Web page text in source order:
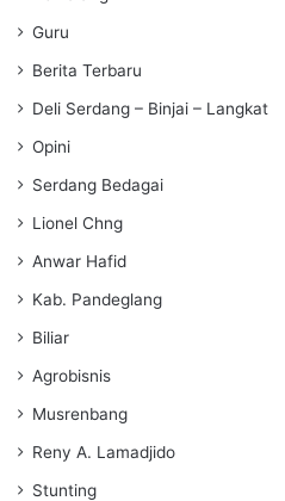
Guru
Berita Terbaru
Deli Serdang – Binjai – Langkat
Opini
Serdang Bedagai
Lionel Chng
Anwar Hafid
Kab. Pandeglang
Biliar
Agrobisnis
Musrenbang
Reny A. Lamadjido
Stunting